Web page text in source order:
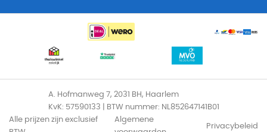
A. Hofmanweg 7, 2031 BH, Haarlem
KvK: 57590133 | BTW nummer: NL852647141B01
Alle prijzen zijn exclusief
Algemene
Privacybeleid